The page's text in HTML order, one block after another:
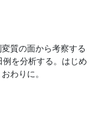
質の面から考察する
を分析する。はじめ
わりに。